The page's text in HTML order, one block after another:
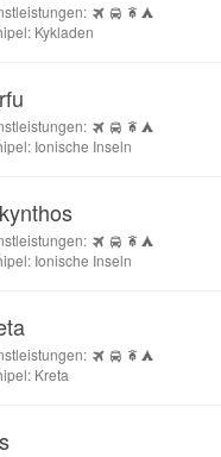
Kykladen
Ionische Inseln
Ionische Inseln
Kreta